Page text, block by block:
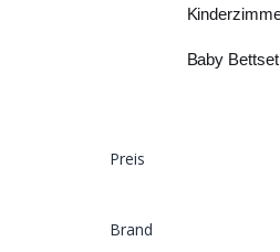
Baby Bettset
Preis
Brand